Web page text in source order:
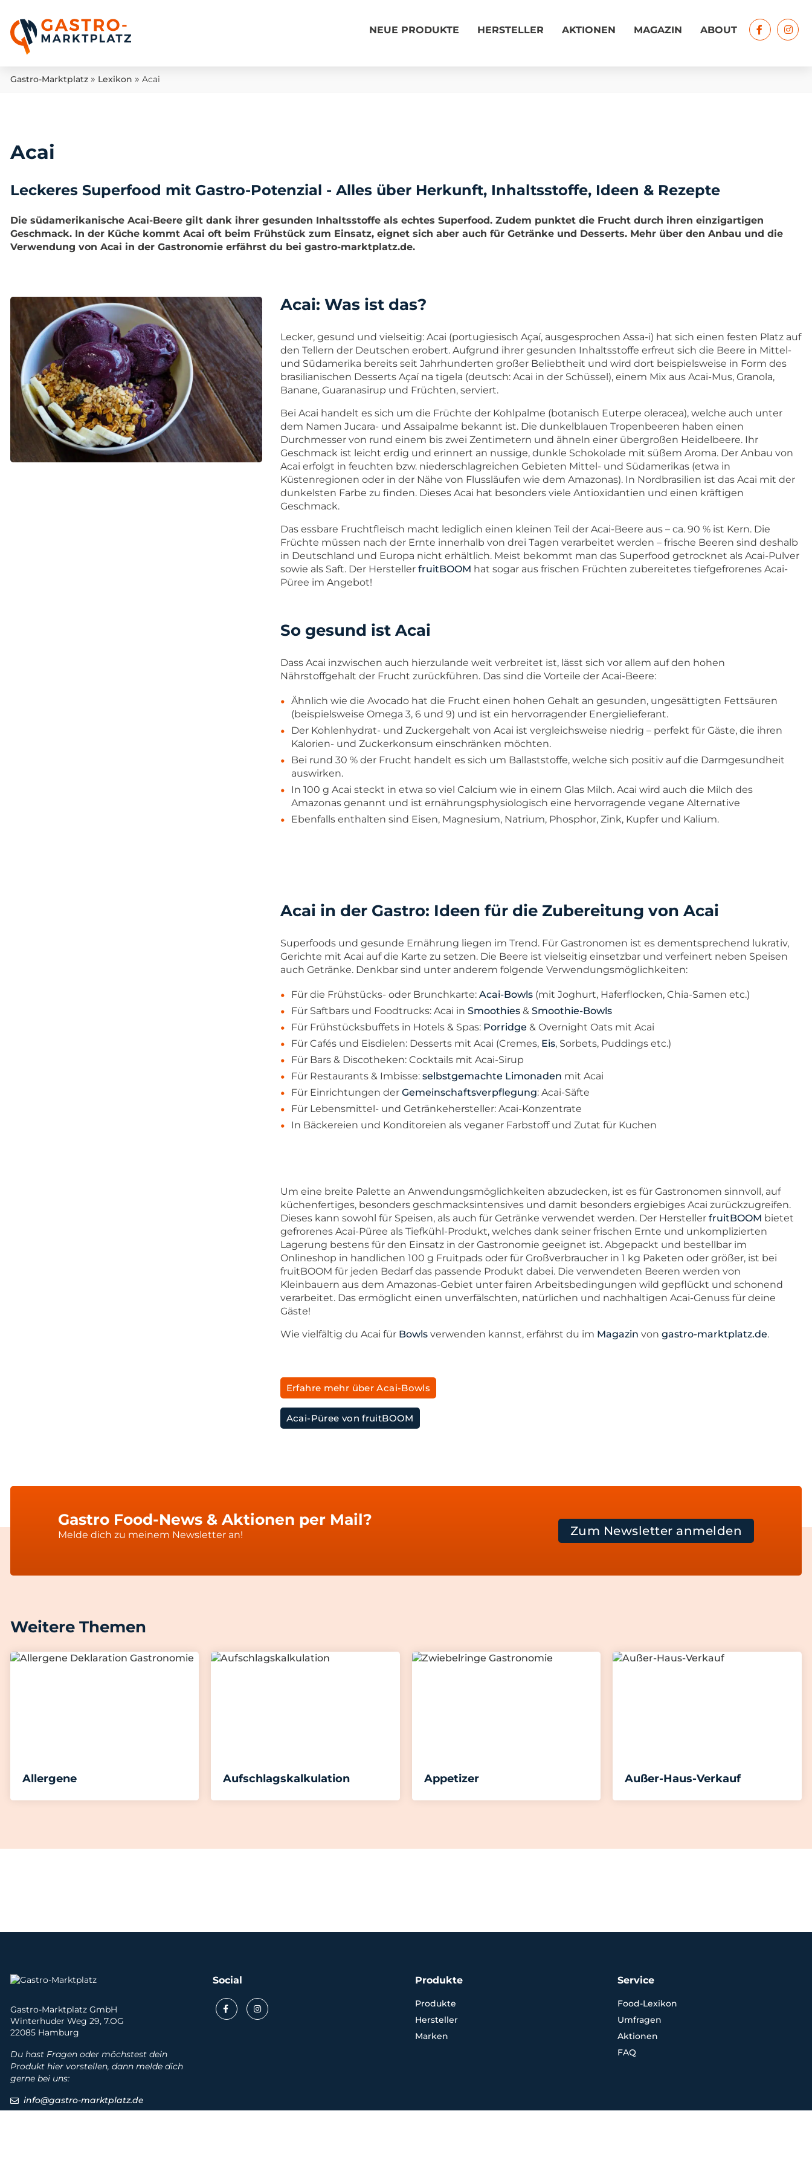
NEUE PRODUKTE HERSTELLER AKTIONEN MAGAZIN ABOUT
Gastro-Marktplatz » Lexikon » Acai
Acai
Leckeres Superfood mit Gastro-Potenzial - Alles über Herkunft, Inhaltsstoffe, Ideen & Rezepte
Die südamerikanische Acai-Beere gilt dank ihrer gesunden Inhaltsstoffe als echtes Superfood. Zudem punktet die Frucht durch ihren einzigartigen
Geschmack. In der Küche kommt Acai oft beim Frühstück zum Einsatz, eignet sich aber auch für Getränke und Desserts. Mehr über den Anbau und die
Verwendung von Acai in der Gastronomie erfährst du bei gastro-marktplatz.de.
Acai: Was ist das?
Lecker, gesund und vielseitig: Acai (portugiesisch Açaí, ausgesprochen Assa-i) hat sich einen festen Platz auf
den Tellern der Deutschen erobert. Aufgrund ihrer gesunden Inhaltsstoffe erfreut sich die Beere in Mittel-
und Südamerika bereits seit Jahrhunderten großer Beliebtheit und wird dort beispielsweise in Form des
brasilianischen Desserts Açaí na tigela (deutsch: Acai in der Schüssel), einem Mix aus Acai-Mus, Granola,
Banane, Guaranasirup und Früchten, serviert.
Bei Acai handelt es sich um die Früchte der Kohlpalme (botanisch Euterpe oleracea), welche auch unter
dem Namen Jucara- und Assaipalme bekannt ist. Die dunkelblauen Tropenbeeren haben einen
Durchmesser von rund einem bis zwei Zentimetern und ähneln einer übergroßen Heidelbeere. Ihr
Geschmack ist leicht erdig und erinnert an nussige, dunkle Schokolade mit süßem Aroma. Der Anbau von
Acai erfolgt in feuchten bzw. niederschlagreichen Gebieten Mittel- und Südamerikas (etwa in
Küstenregionen oder in der Nähe von Flussläufen wie dem Amazonas). In Nordbrasilien ist das Acai mit der
dunkelsten Farbe zu finden. Dieses Acai hat besonders viele Antioxidantien und einen kräftigen
Geschmack.
Das essbare Fruchtfleisch macht lediglich einen kleinen Teil der Acai-Beere aus – ca. 90 % ist Kern. Die
Früchte müssen nach der Ernte innerhalb von drei Tagen verarbeitet werden – frische Beeren sind deshalb
in Deutschland und Europa nicht erhältlich. Meist bekommt man das Superfood getrocknet als Acai-Pulver
sowie als Saft. Der Hersteller fruitBOOM hat sogar aus frischen Früchten zubereitetes tiefgefrorenes Acai-
Püree im Angebot!
So gesund ist Acai
Dass Acai inzwischen auch hierzulande weit verbreitet ist, lässt sich vor allem auf den hohen
Nährstoffgehalt der Frucht zurückführen. Das sind die Vorteile der Acai-Beere:
Ähnlich wie die Avocado hat die Frucht einen hohen Gehalt an gesunden, ungesättigten Fettsäuren
(beispielsweise Omega 3, 6 und 9) und ist ein hervorragender Energielieferant.
Der Kohlenhydrat- und Zuckergehalt von Acai ist vergleichsweise niedrig – perfekt für Gäste, die ihren
Kalorien- und Zuckerkonsum einschränken möchten.
Bei rund 30 % der Frucht handelt es sich um Ballaststoffe, welche sich positiv auf die Darmgesundheit
auswirken.
In 100 g Acai steckt in etwa so viel Calcium wie in einem Glas Milch. Acai wird auch die Milch des
Amazonas genannt und ist ernährungsphysiologisch eine hervorragende vegane Alternative
Ebenfalls enthalten sind Eisen, Magnesium, Natrium, Phosphor, Zink, Kupfer und Kalium.
Acai in der Gastro: Ideen für die Zubereitung von Acai
Superfoods und gesunde Ernährung liegen im Trend. Für Gastronomen ist es dementsprechend lukrativ,
Gerichte mit Acai auf die Karte zu setzen. Die Beere ist vielseitig einsetzbar und verfeinert neben Speisen
auch Getränke. Denkbar sind unter anderem folgende Verwendungsmöglichkeiten:
Für die Frühstücks- oder Brunchkarte: Acai-Bowls(mit Joghurt, Haferflocken, Chia-Samen etc.)
Für Saftbars und Foodtrucks: Acai in Smoothies& Smoothie-Bowls
Für Frühstücksbuffets in Hotels & Spas: Porridge & Overnight Oats mit Acai
Für Cafés und Eisdielen: Desserts mit Acai (Cremes, Eis, Sorbets, Puddings etc.)
Für Bars & Discotheken: Cocktails mit Acai-Sirup
Für Restaurants & Imbisse: selbstgemachte Limonaden mit Acai
Für Einrichtungen der Gemeinschaftsverpflegung: Acai-Säfte
Für Lebensmittel- und Getränkehersteller: Acai-Konzentrate
In Bäckereien und Konditoreien als veganer Farbstoff und Zutat für Kuchen
Um eine breite Palette an Anwendungsmöglichkeiten abzudecken, ist es für Gastronomen sinnvoll, auf
küchenfertiges, besonders geschmacksintensives und damit besonders ergiebiges Acai zurückzugreifen.
Dieses kann sowohl für Speisen, als auch für Getränke verwendet werden. Der Hersteller fruitBOOM bietet
gefrorenes Acai-Püree als Tiefkühl-Produkt, welches dank seiner frischen Ernte und unkomplizierten
Lagerung bestens für den Einsatz in der Gastronomie geeignet ist. Abgepackt und bestellbar im
Onlineshop in handlichen 100 g Fruitpads oder für Großverbraucher in 1 kg Paketen oder größer, ist bei
fruitBOOM für jeden Bedarf das passende Produkt dabei. Die verwendeten Beeren werden von
Kleinbauern aus dem Amazonas-Gebiet unter fairen Arbeitsbedingungen wild gepflückt und schonend
verarbeitet. Das ermöglicht einen unverfälschten, natürlichen und nachhaltigen Acai-Genuss für deine
Gäste!
Wie vielfältig du Acai für Bowlsverwenden kannst, erfährst du im Magazin von gastro-marktplatz.de.
Erfahre mehr über Acai-Bowls
Acai-Püree von fruitBOOM
Gastro Food-News & Aktionen per Mail?
Melde dich zu meinem Newsletter an! Zum Newsletter anmelden
Weitere Themen
Allergene Aufschlagskalkulation Appetizer Außer-Haus-Verkauf
Gastro-Marktplatz GmbH
Winterhuder Weg 29, 7.OG
22085 Hamburg
Du hast Fragen oder möchstest dein
Produkt hier vorstellen, dann melde dich
gerne bei uns:
info@gastro-marktplatz.de
Social Produkte
Produkte
Hersteller
Marken
Service
Food-Lexikon
Umfragen
Aktionen
FAQ